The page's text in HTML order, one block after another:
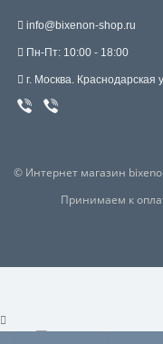
info@bixenon-shop.ru
Пн-Пт: 10:00 - 18:00
г. Москва. Краснодарская
© Интернет магазин
Принимаем к